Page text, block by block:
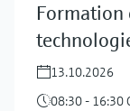
Formation
13.10.2026
08:30 - 16:30